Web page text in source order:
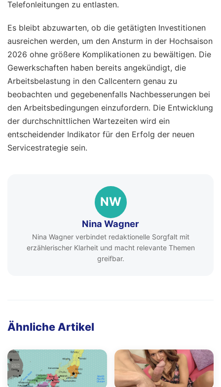
Telefonleitungen zu entlasten.
Es bleibt abzuwarten, ob die getätigten Investitionen
ausreichen werden, um den Ansturm in der Hochsaison
2026 ohne größere Komplikationen zu bewältigen. Die
Gewerkschaften haben bereits angekündigt, die
Arbeitsbelastung in den Callcentern genau zu
beobachten und gegebenenfalls Nachbesserungen bei
den Arbeitsbedingungen einzufordern. Die Entwicklung
der durchschnittlichen Wartezeiten wird ein
entscheidender Indikator für den Erfolg der neuen
Servicestrategie sein.
NW
Nina Wagner
Nina Wagner verbindet redaktionelle Sorgfalt mit
erzählerischer Klarheit und macht relevante Themen
greifbar.
Ähnliche Artikel